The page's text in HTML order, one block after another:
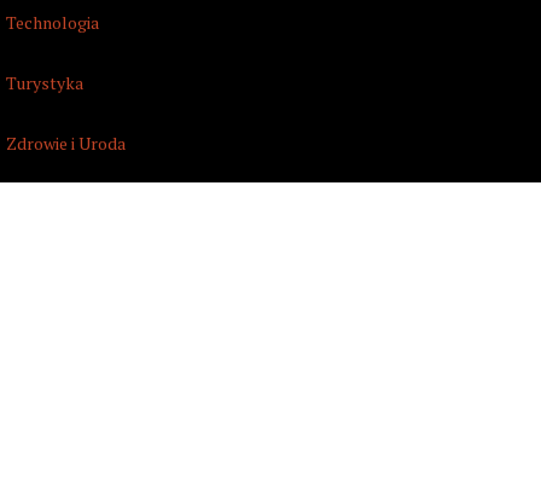
Technologia
Turystyka
Zdrowie i Uroda